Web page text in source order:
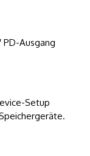
Ausgang
Setup